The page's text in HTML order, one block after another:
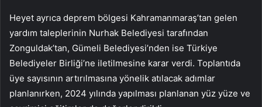
Heyet ayrıca deprem bölgesi Kahramanmaraş’tan gelen
yardım taleplerinin Nurhak Belediyesi tarafından
Zonguldak’tan, Gümeli Belediyesi’nden ise Türkiye
Belediyeler Birliği’ne iletilmesine karar verdi. Toplantıda
üye sayısının artırılmasına yönelik atılacak adımlar
planlanırken, 2024 yılında yapılması planlanan yüz yüze ve